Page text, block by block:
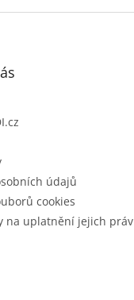
údajů
cookies
na uplatnění jejich práv